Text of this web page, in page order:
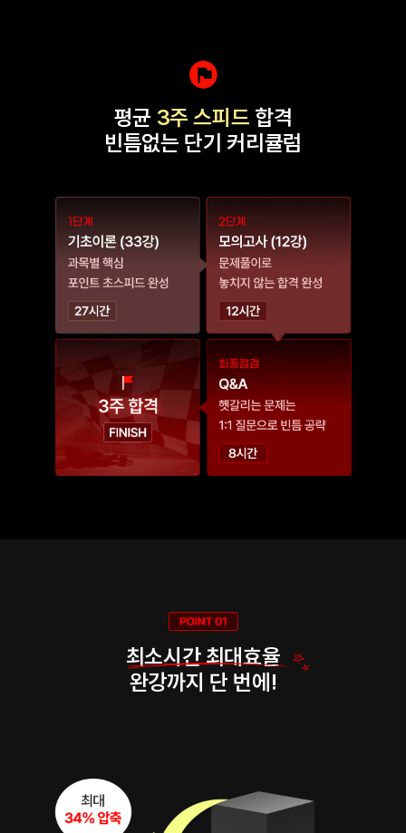
평균 3주 스피드 합격
빈틈없는 단기 커리큘럼
최소시간 최대효율
완강까지 단 번에!